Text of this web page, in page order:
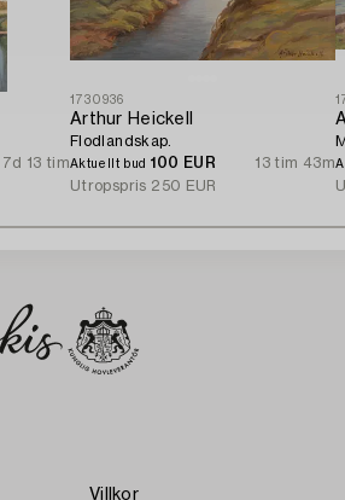
7d 13 tim
1730936
Arthur Heickell
Flodlandskap.
Aktuellt bud 100 EUR
13 tim 43m
Utropspris 250 EUR
Villkor